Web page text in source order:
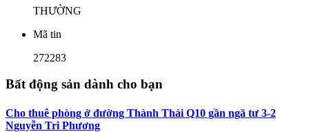
THƯỜNG
Mã tin
272283
Bất động sản dành cho bạn
Cho thuê phòng ở đường Thành Thái Q10 gần ngã tư 3-2
Nguyễn Tri Phương